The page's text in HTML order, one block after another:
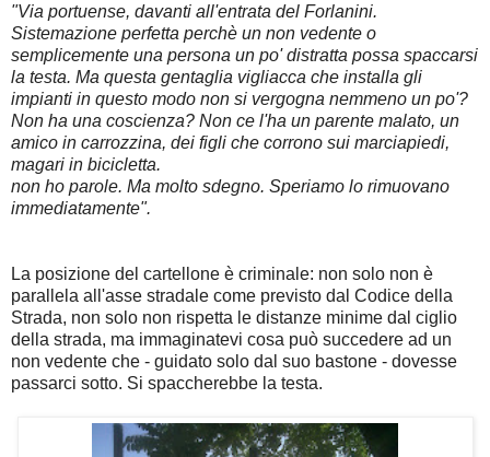
"Via portuense, davanti all'entrata del Forlanini.
Sistemazione perfetta perchè un non vedente o
semplicemente una persona un po' distratta possa spaccarsi
la testa. Ma questa gentaglia vigliacca che installa gli
impianti in questo modo non si vergogna nemmeno un po'?
Non ha una coscienza? Non ce l'ha un parente malato, un
amico in carrozzina, dei figli che corrono sui marciapiedi,
magari in bicicletta.
non ho parole. Ma molto sdegno. Speriamo lo rimuovano
immediatamente".
La posizione del cartellone è criminale: non solo non è
parallela all'asse stradale come previsto dal Codice della
Strada, non solo non rispetta le distanze minime dal ciglio
della strada, ma immaginatevi cosa può succedere ad un
non vedente che - guidato solo dal suo bastone - dovesse
passarci sotto. Si spaccherebbe la testa.